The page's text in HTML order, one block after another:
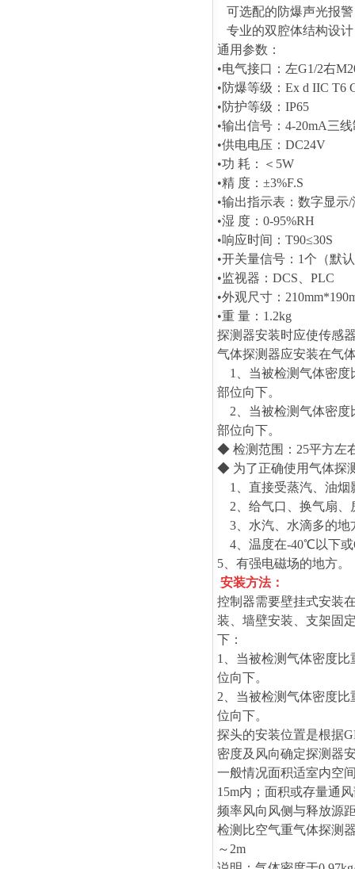
可选配的防爆声光报
专业的双腔体结构设
通用参数：
•电气接口：左G1/2右
•防爆等级：Ex d IIC T6
•防护等级：IP65
•输出信号：4-20mA三
•供电电压：DC24V
•功 耗：＜5W
•精 度：±3%F.S
•输出指示表：数字显示
•湿 度：0-95%RH
•响应时间：T90≤30S
•开关量信号：1个（默
•监视器：DCS、PLC
•外观尺寸：
•重 量：1.2kg
探测器安装时应使传感
气体探测器应安装在气
1、当被检测气体密度
部位向下。
2、当被检测气体密度
部位向下。
◆ 检测范围：25平方左
◆ 为了正确使用气体探
1、直接受蒸汽、油烟
2、给气口、换气扇、
3、水汽、水滴多的地
4、温度在-40℃以下
5、有强电磁场的地方。
安装方法：
控制器需要壁挂式安装
装、墙壁安装、支架固
下：
1、当被检测气体密度
位向下。
2、当被检测气体密度
位向下。
探头的安装位置是根据
密度及风向确定探测器
一般情况面积适室内空
15m内；面积或存量通
频率风向风侧与释放源
检测比空气重气体探测
～2m